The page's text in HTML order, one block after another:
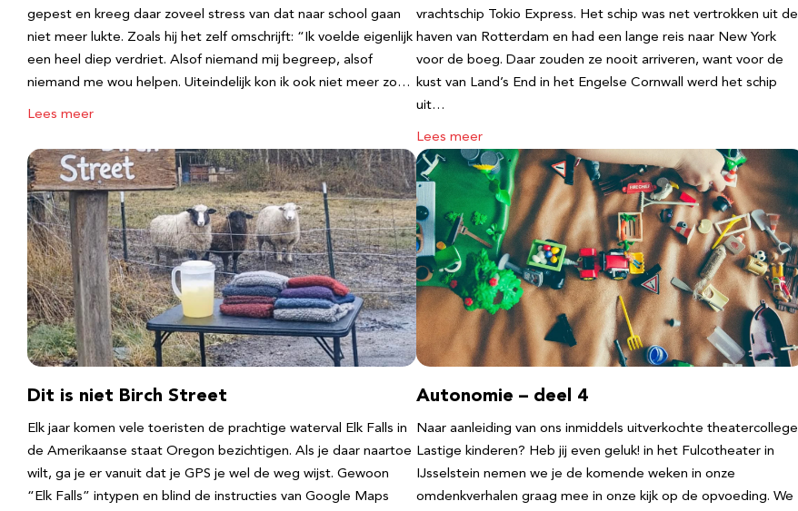
gepest en kreeg daar zoveel stress van dat naar school gaan
niet meer lukte. Zoals hij het zelf omschrijft: “Ik voelde eigenlijk
een heel diep verdriet. Alsof niemand mij begreep, alsof
niemand me wou helpen. Uiteindelijk kon ik ook niet meer zo…
Lees meer
vrachtschip Tokio Express. Het schip was net vertrokken uit de
haven van Rotterdam en had een lange reis naar New York
voor de boeg. Daar zouden ze nooit arriveren, want voor de
kust van Land’s End in het Engelse Cornwall werd het schip
uit…
Lees meer
Dit is niet Birch Street
Elk jaar komen vele toeristen de prachtige waterval Elk Falls in
de Amerikaanse staat Oregon bezichtigen. Als je daar naartoe
wilt, ga je er vanuit dat je GPS je wel de weg wijst. Gewoon
“Elk Falls” intypen en blind de instructies van Google Maps
Autonomie – deel 4
Naar aanleiding van ons inmiddels uitverkochte theatercollege
Lastige kinderen? Heb jij even geluk! in het Fulcotheater in
IJsselstein nemen we je de komende weken in onze
omdenkverhalen graag mee in onze kijk op de opvoeding. We